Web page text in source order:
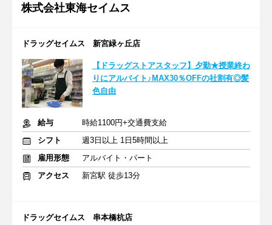
株式会社東海セイムス
ドラッグセイムス 新宮緑ヶ丘店
【ドラッグストアスタッフ】夕勤★授業終わ
りにアルバイト♪MAX30％OFFの社割有◎髪
色自由
給与
時給1100円+交通費支給
シフト
週3日以上 1日5時間以上
雇用形態
アルバイト・パート
アクセス
新宮駅 徒歩13分
ドラッグセイムス 串本橋杭店